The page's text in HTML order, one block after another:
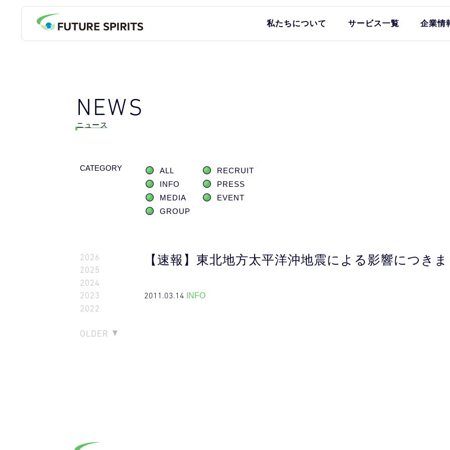
私たちについて サービス一覧 企業情
NEWS
ニュース
CATEGORY ALL
RECRUIT
INFO
PRESS
MEDIA
EVENT
GROUP
2026
2025
2024
2023
2022
OLDER
【速報】東北地方太平洋沖地震による影響につき
2011.03.14 INFO